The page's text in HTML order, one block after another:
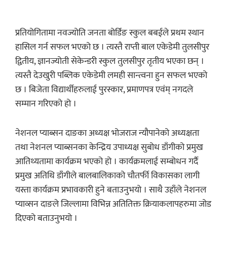
प्रतियोगितामा नवज्योति जनता बोर्डिङ स्कुल बबईले प्रथम स्थान
हासिल गर्न सफल भएको छ । त्यस्तै राप्ती बाल एकेडेमी तुलसीपुर
द्वितीय, ज्ञानज्योती सेकेन्डरी स्कुल तुलसीपुर तृतीय भएका छन् ।
त्यस्तै देउखुरी पब्लिक एकेडेमी लमही सान्त्वना हुन सफल भएको
छ । बिजेता विद्यार्थीहरुलाई पुरस्कार, प्रमाणपत्र एवंम् नगदले
सम्मान गरिएको हो ।
नेशनल प्याब्सन दाङका अध्यक्ष भोजराज न्यौपानेको अध्यक्षता
तथा नेशनल प्याब्सनका केन्द्रिय उपाध्यक्ष सुबोध डाँगीको प्रमुख
आतिथ्यतामा कार्यक्रम भएको हो । कार्यक्रमलाई सम्बोधन गर्दै
प्रमुख अतिथि डाँगीले बालबालिकाको चौतर्फी विकासका लागी
यस्ता कार्यक्रम प्रभावकारी हुने बताउनुभयो । साथै उहाँले नेशनल
प्याव्सन दाङले जिल्लामा विभिन्न अतितिक्त क्रियाकलापहरुमा जोड
दिएको बताउनुभयो ।